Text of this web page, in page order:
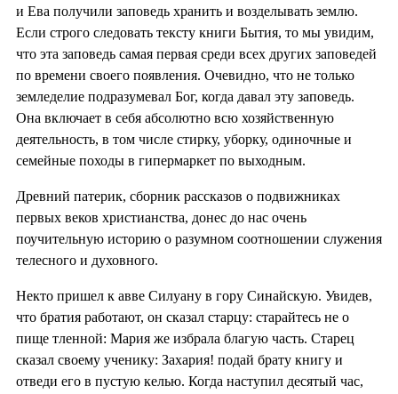
и Ева получили заповедь хранить и возделывать землю.
Если строго следовать тексту книги Бытия, то мы увидим,
что эта заповедь самая первая среди всех других заповедей
по времени своего появления. Очевидно, что не только
земледелие подразумевал Бог, когда давал эту заповедь.
Она включает в себя абсолютно всю хозяйственную
деятельность, в том числе стирку, уборку, одиночные и
семейные походы в гипермаркет по выходным.
Древний патерик, сборник рассказов о подвижниках
первых веков христианства, донес до нас очень
поучительную историю о разумном соотношении служения
телесного и духовного.
Некто пришел к авве Силуану в гору Синайскую. Увидев,
что братия работают, он сказал старцу: старайтесь не о
пище тленной: Мария же избрала благую часть. Старец
сказал своему ученику: Захария! подай брату книгу и
отведи его в пустую келью. Когда наступил десятый час,